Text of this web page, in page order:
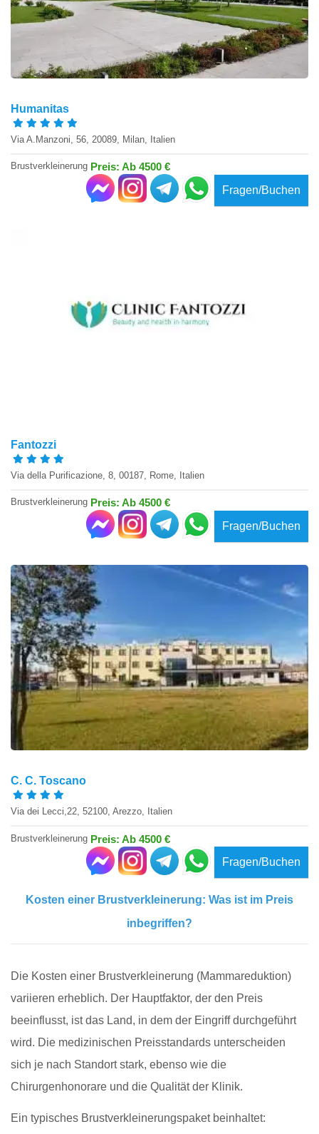
Humanitas
Via A.Manzoni, 56, 20089, Milan, Italien
Brustverkleinerung Preis: Ab 4500 €
Fragen/Buchen
Fantozzi
Via della Purificazione, 8, 00187, Rome, Italien
Brustverkleinerung Preis: Ab 4500 €
Fragen/Buchen
C. C. Toscano
Via dei Lecci,22, 52100, Arezzo, Italien
Brustverkleinerung Preis: Ab 4500 €
Fragen/Buchen
Kosten einer Brustverkleinerung: Was ist im Preis
inbegriffen?
Die Kosten einer Brustverkleinerung (Mammareduktion)
variieren erheblich. Der Hauptfaktor, der den Preis
beeinflusst, ist das Land, in dem der Eingriff durchgeführt
wird. Die medizinischen Preisstandards unterscheiden
sich je nach Standort stark, ebenso wie die
Chirurgenhonorare und die Qualität der Klinik.
Ein typisches Brustverkleinerungspaket beinhaltet: